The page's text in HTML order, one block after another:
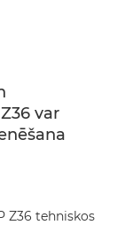
var
Z36 tehniskos